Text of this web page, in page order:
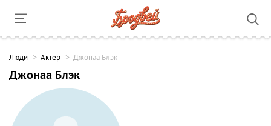
Люди Актер Джонаа Блэк
Джонаа Блэк